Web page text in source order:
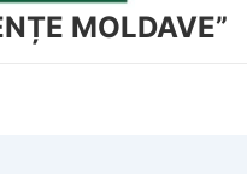
MOLDAVE”